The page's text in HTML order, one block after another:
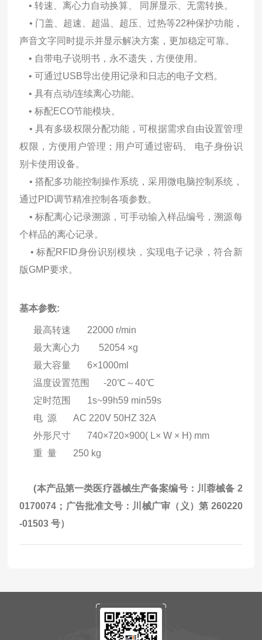
• 转速、离心力自动换算、 同屏显示、无需转换。
• 门盖、超速、超温、超压、过热等22种保护功能，
声音文字同时提示并显示解决方案，更加稳定可靠。
• 自带电子说明书，永不遗失，方便使用。
• 可通过USB导出使用记录和日志的电子文档。
• 具有点动/连续离心功能。
• 标配ECO节能模块。
• 具有多级权限分配功能，可根据需求自由设置管理
权限，方便用户管理；用户可通过密码、 电子身份识
别卡使用设备。
• 搭配多功能控制操作系统，采用微电脑控制系统，
通过PID调节精准控制各项参数。
• 标配离心记录溯源，可手动输入样品编号，溯源每
个样品的离心记录。
• 标配RFID身份识别模块，实现电子记录，符合新
版GMP要求。
基本参数:
最高转速 22000 r/min
最大离心力 52054 ×g
最大容量 6×1000ml
温度设置范围 -20℃～40℃
定时范围 1s~99h59 min59s
电 源 AC 220V 50HZ 32A
外形尺寸 740×720×900( L× W × H) mm
重 量 250 kg
(本产品第一类医疗器械生产备案编号：川蓉械备 2
0170074；广告批准文号：川械广审（义）第 260220
-01503 号）